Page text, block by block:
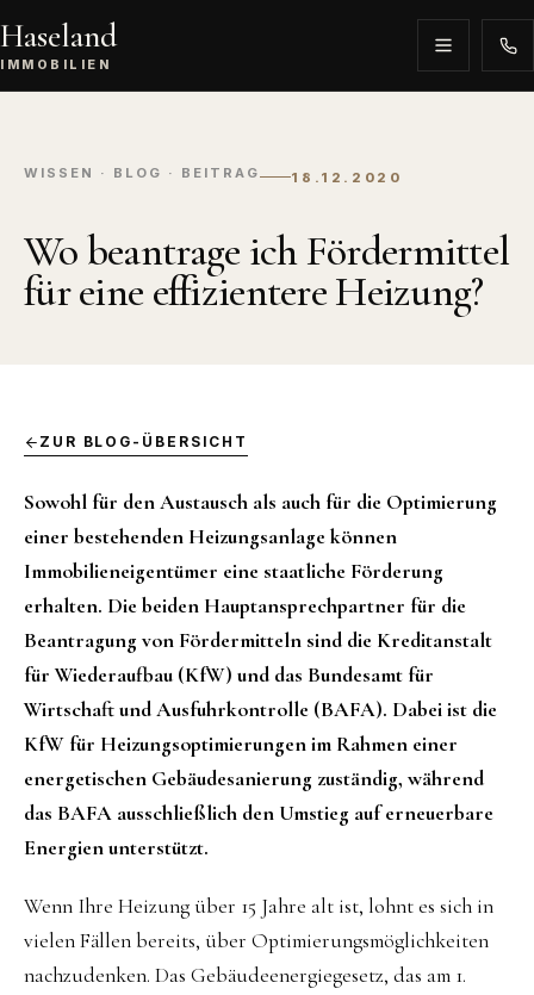
Haseland
IMMOBILIEN
WISSEN · BLOG · BEITRAG 18.12.2020
Wo beantrage ich Fördermittel
für eine effizientere Heizung?
ZUR BLOG-ÜBERSICHT
Sowohl für den Austausch als auch für die Optimierung
einer bestehenden Heizungsanlage können
Immobilieneigentümer eine staatliche Förderung
erhalten. Die beiden Hauptansprechpartner für die
Beantragung von Fördermitteln sind die Kreditanstalt
für Wiederaufbau (KfW) und das Bundesamt für
Wirtschaft und Ausfuhrkontrolle (BAFA). Dabei ist die
KfW für Heizungsoptimierungen im Rahmen einer
energetischen Gebäudesanierung zuständig, während
das BAFA ausschließlich den Umstieg auf erneuerbare
Energien unterstützt.
Wenn Ihre Heizung über 15 Jahre alt ist, lohnt es sich in
vielen Fällen bereits, über Optimierungsmöglichkeiten
nachzudenken. Das Gebäudeenergiegesetz, das am 1.